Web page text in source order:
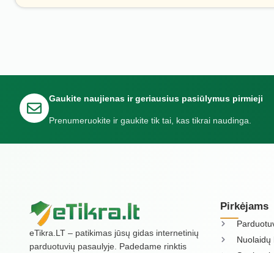
Gaukite naujienas ir geriausius pasiūlymus pirmieji
Prenumeruokite ir gaukite tik tai, kas tikrai naudinga.
eTikra.LT – patikimas jūsų gidas internetinių
parduotuvių pasaulyje. Padedame rinktis
Pirkėjams
Nuolaidų